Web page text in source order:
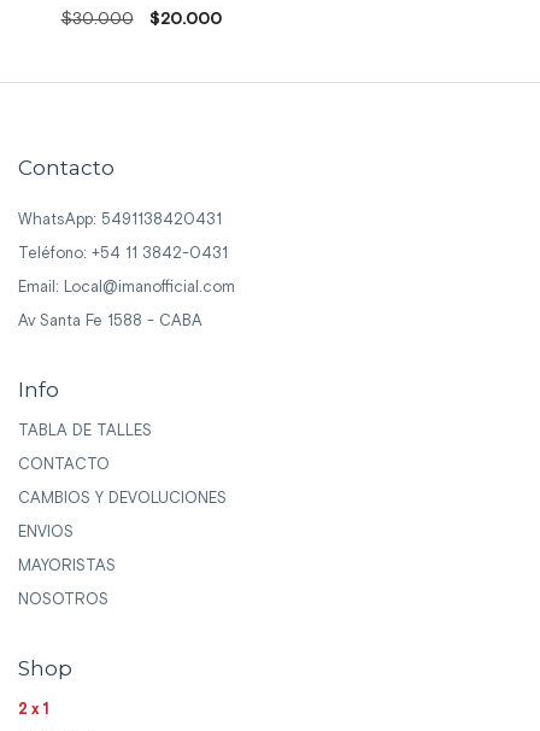
$30.000
$20.000
Contacto
WhatsApp: 5491138420431
Teléfono: +54 11 3842-0431
Email: Local@imanofficial.com
Av Santa Fe 1588 - CABA
Info
TABLA DE TALLES
CONTACTO
CAMBIOS Y DEVOLUCIONES
ENVIOS
MAYORISTAS
NOSOTROS
Shop
2x1